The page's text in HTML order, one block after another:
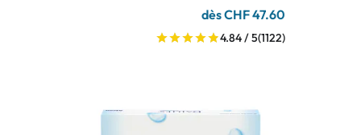
dès CHF 47.60
4.84 / 5(1122)